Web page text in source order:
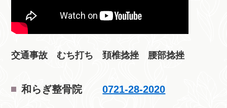
交通事故 むち打ち 頚椎捻挫 腰部捻挫
和らぎ整骨院0721-28-2020